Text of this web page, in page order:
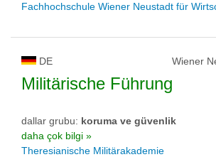
Fachhochschule Wiener Neustadt für
DE Wiener
Militärische Führung
dallar grubu: koruma ve güvenlik
daha çok bilgi »
Theresianische Militärakademie